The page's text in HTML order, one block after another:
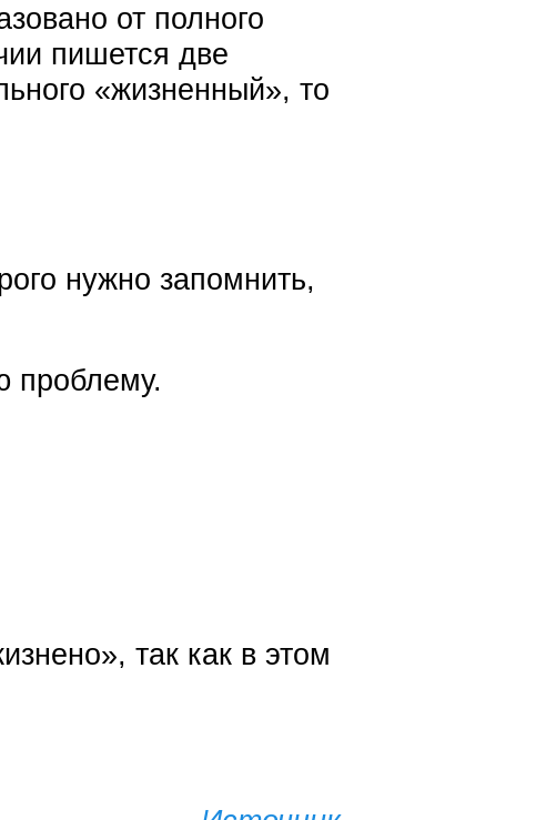
от полного
пишется две
«жизненный», то
нужно запомнить,
проблему.
так как в этом